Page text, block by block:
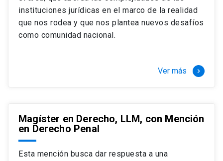
instituciones jurídicas en el marco de la realidad
que nos rodea y que nos plantea nuevos desafíos
como comunidad nacional.
Ver más keyboard_arrow_right
Magíster en Derecho, LLM, con Mención
en Derecho Penal
Esta mención busca dar respuesta a una